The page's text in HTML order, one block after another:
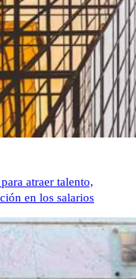
atraer talento,
en los salarios